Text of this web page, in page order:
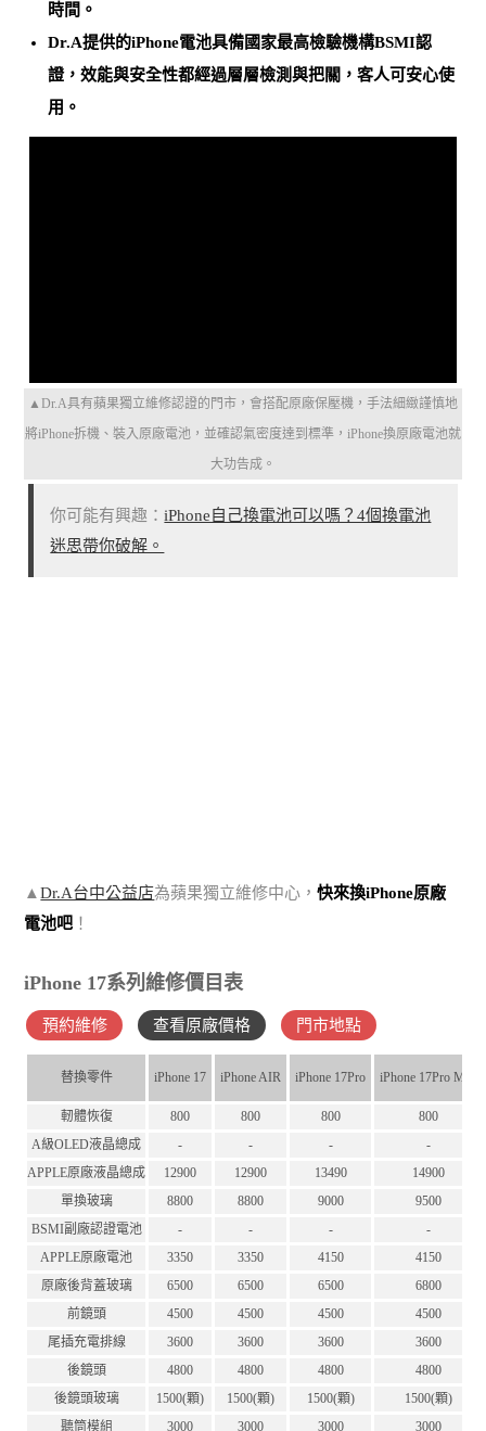
時間。
Dr.A提供的iPhone電池具備國家最高檢驗機構BSMI認
證，效能與安全性都經過層層檢測與把關，客人可安心使
用。
▲Dr.A具有蘋果獨立維修認證的門市，會搭配原廠保壓機，手法細緻謹慎地
將iPhone拆機、裝入原廠電池，並確認氣密度達到標準，iPhone換原廠電池就
大功告成。
你可能有興趣：iPhone自己換電池可以嗎？4個換電池
迷思帶你破解。
▲Dr.A台中公益店為蘋果獨立維修中心，快來換iPhone原廠
電池吧 ！
iPhone 17系列維修價目表
預約維修 查看原廠價格 門市地點
替換零件 iPhone 17 iPhone AIR iPhone 17Pro iPhone 17Pro Max
軔體恢復 800 800 800
800
A級OLED液晶總成
- - -
-
APPLE原廠液晶總成
12900 12900 13490
14900
單換玻璃
8800 8800 9000
9500
BSMI副廠認證電池
- - -
-
APPLE原廠電池
3350 3350 4150
4150
原廠後背蓋玻璃
6500 6500 6500
6800
前鏡頭
4500 4500 4500
4500
尾插充電排線
3600 3600 3600
3600
後鏡頭
4800 4800 4800
4800
後鏡頭玻璃
1500(顆) 1500(顆) 1500(顆)
1500(顆)
聽筒模組
3000 3000 3000
3000